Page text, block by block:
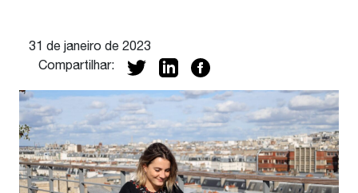
31 de janeiro de 2023
Compartilhar: